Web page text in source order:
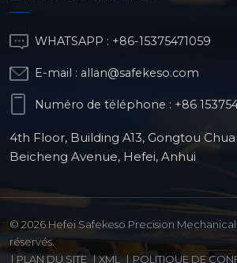
WHATSAPP : +86-15375471059
E-mail : allan@safekeso.com
Numéro de téléphone : +86
4th Floor, Building A13, Gongtou
Beicheng Avenue, Hefei, Anhui
© 2026 Hefei Safekeso Precision Mechanical
réservés.
| PLAN DU SITE | XML | POLITIQUE DE